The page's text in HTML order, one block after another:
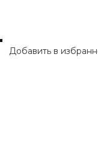
Добавить в